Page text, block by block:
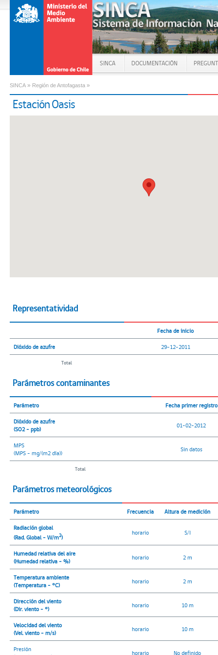
SINCA DOCUMENTACIÓN
SINCA » Región de Antofagasta »
Estación Oasis
Representatividad
Fecha de inicio
Dióxido de azufre 29-12-2011
Total
Parámetros contaminantes
Parámetro Fecha primer registro
Dióxido de azufre
(SO2 - ppb)
01-02-2012
MPS
(MPS - mg/(m2 día))
Sin datos
Total
Parámetros meteorológicos
Parámetro Frecuencia Altura de medición
Radiación global
(Rad. Global - W/m2)
horario S/I
Humedad relativa del aire
(Humedad relativa - %)
horario 2 m
Temperatura ambiente
(Temperatura - °C)
horario 2 m
Dirección del viento
(Dir. viento - °)
horario 10 m
Velocidad del viento
(Vel. viento - m/s)
horario 10 m
Presión
horario No definido